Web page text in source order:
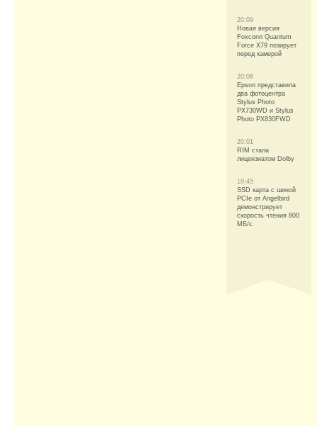
20:09
Новая версия
Foxconn Quantum
Force X79 позирует
перед камерой
20:06
Epson представила
два фотоцентра
Stylus Photo
PX730WD и Stylus
Photo PX830FWD
20:01
RIM стала
лицензиатом Dolby
19:45
SSD карта с шиной
PCIe от Angelbird
демонстрирует
скорость чтения 800
МБ/с